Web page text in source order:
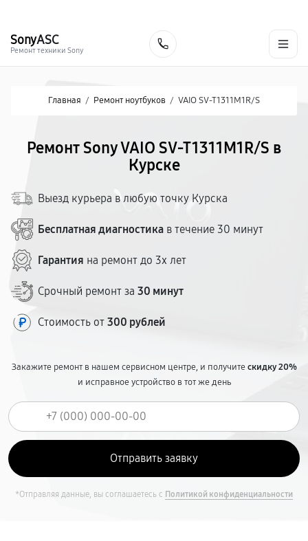
SonyASC
Ремонт техники Sony
Главная / Ремонт ноутбуков / VAIO SV-T1311M1R/S
Ремонт Sony VAIO SV-T1311M1R/S в
Курске
Выезд курьера в любую точку Курска
Бесплатная диагностика в течение 30 минут
Гарантия на ремонт до 3х лет
Срочный ремонт за 30 минут
Стоимость от 300 рублей
Закажите ремонт в нашем сервисном центре, и получитескидку 20%
и исправное устройство в тот же день
*Отправляя данные, вы соглашаетесь с Политикой конфиденциальности